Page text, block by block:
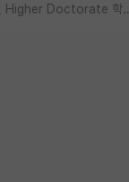
우리나라도 학구 열풍보면